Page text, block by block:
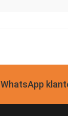
WhatsApp